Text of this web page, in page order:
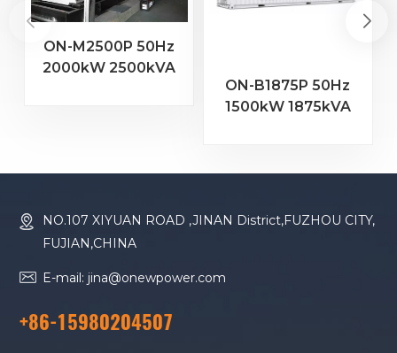
ON-M2500P 50Hz
2000kW 2500kVA
ON-B1875P 50Hz
1500kW 1875kVA
Dieselgenerator
NO.107 XIYUAN ROAD ,JINAN District,FUZHOU CITY,
FUJIAN,CHINA
E-mail: jina@onewpower.com
+86-15980204507